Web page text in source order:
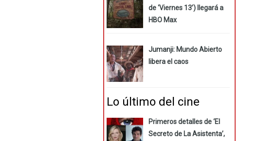
de ‘Viernes 13’) llegará a
HBO Max
Jumanji: Mundo Abierto
libera el caos
Lo último del cine
Primeros detalles de ‘El
Secreto de La Asistenta’,